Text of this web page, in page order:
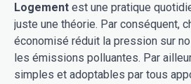
Logement est une pratique
juste une théorie. Par conséquent,
économisé réduit la pression sur
les émissions polluantes. Par
simples et adoptables par tous